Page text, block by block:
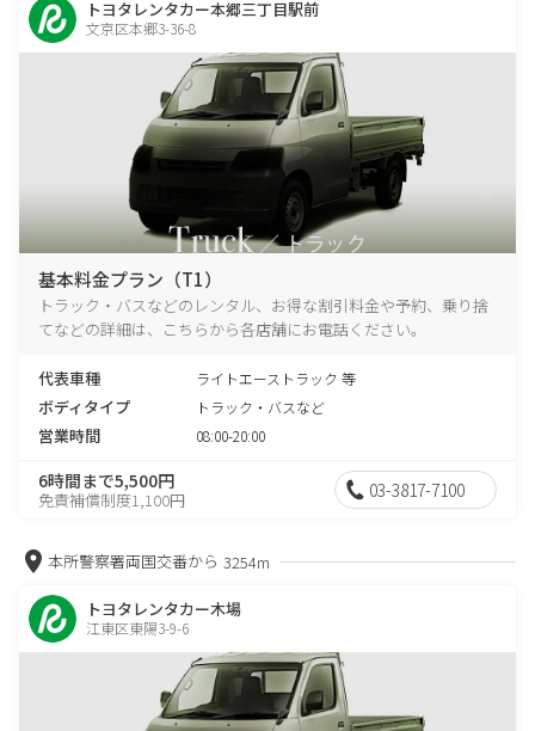
トヨタレンタカー本郷三丁目駅前
文京区本郷3-36-8
基本料金プラン（T1）
トラック・バスなどのレンタル、お得な割引料金や予約、乗り捨
てなどの詳細は、こちらから各店舗にお電話ください。
代表車種 ライトエーストラック 等
ボディタイプ トラック・バスなど
営業時間 08:00-20:00
6時間まで5,500円
免責補償制度1,100円 03-3817-7100
本所警察署両国交番から 3254m
トヨタレンタカー木場
江東区東陽3-9-6